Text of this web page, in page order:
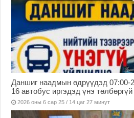
Даншиг наадмын өдрүүдэд 07:00-
16 автобус иргэдэд үнэ
2026 оны 6 сар 25 / 14 цаг 27 минут